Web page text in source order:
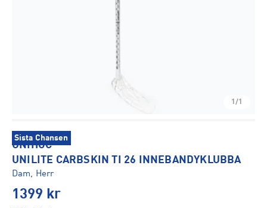
1/1
Sista Chansen
UNIHOC
UNILITE CARBSKIN TI 26 INNEBANDYKLUBBA
Dam, Herr
1399 kr